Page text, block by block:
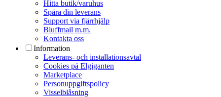
Hitta butik/varuhus
Spåra din leverans
Support via fjärrhjälp
Bluffmail m.m.
Kontakta oss
Information
Leverans- och installationsavtal
Cookies på Elgiganten
Marketplace
Personuppgiftspolicy
Visselblåsning